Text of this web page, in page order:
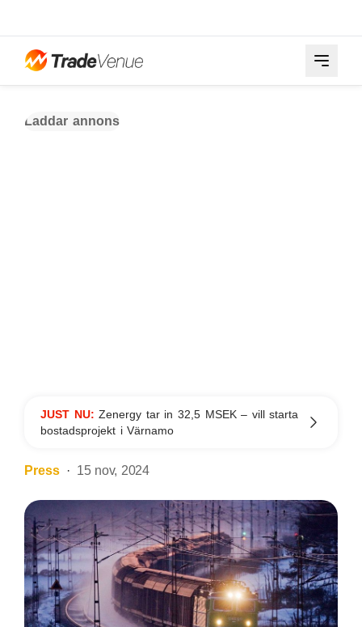
Laddar annons
JUST NU:Zenergy tar in 32,5 MSEK – vill starta
bostadsprojekt i Värnamo
Press 15 nov, 2024